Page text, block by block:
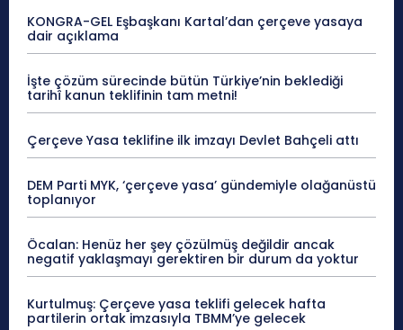
KONGRA-GEL Eşbaşkanı Kartal’dan çerçeve yasaya
dair açıklama
İşte çözüm sürecinde bütün Türkiye’nin beklediği
tarihî kanun teklifinin tam metni!
Çerçeve Yasa teklifine ilk imzayı Devlet Bahçeli attı
DEM Parti MYK, ‘çerçeve yasa’ gündemiyle olağanüstü
toplanıyor
Öcalan: Henüz her şey çözülmüş değildir ancak
negatif yaklaşmayı gerektiren bir durum da yoktur
Kurtulmuş: Çerçeve yasa teklifi gelecek hafta
partilerin ortak imzasıyla TBMM’ye gelecek